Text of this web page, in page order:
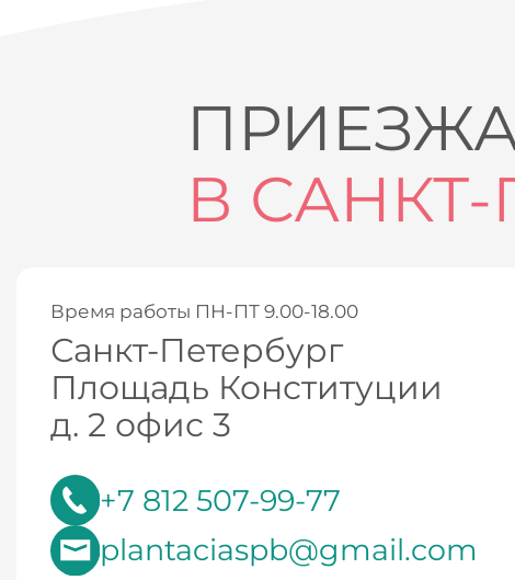
В САНКТ-
Время работы ПН-ПТ 9.00-18.00
Санкт-Петербург
Площадь Конституции
д. 2 офис 3
+7 812 507-99-77
plantaciaspb@gmail.com